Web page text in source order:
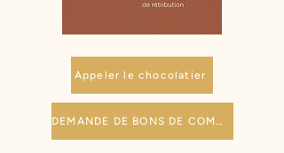
Appeler le chocolatier
DEMANDE DE BONS DE COMMANDES